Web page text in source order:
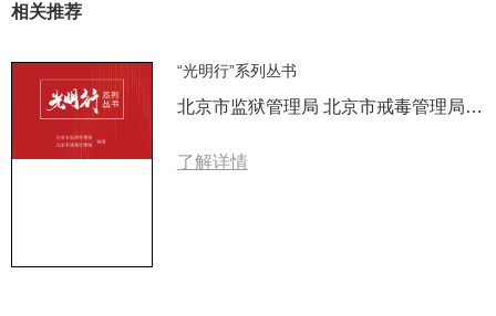
相关推荐
“光明行”系列丛书
北京市监狱管理局 北京市戒毒管理局 编著
了解详情